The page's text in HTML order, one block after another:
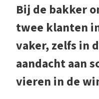
Bij de bakker
twee klanten
vaker, zelfs in
aandacht aan
vieren in de